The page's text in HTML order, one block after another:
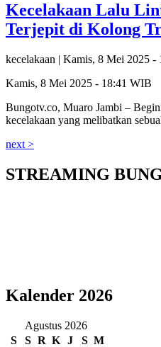
Kecelakaan Lalu
Terjepit di Kolong
kecelakaan | Kamis, 8 Mei 2025 -
Kamis, 8 Mei 2025 - 18:41 WIB
Bungotv.co, Muaro Jambi –
kecelakaan yang melibatkan
next >
STREAMING
Kalender 2026
Agustus 2026
S
S R K J S M